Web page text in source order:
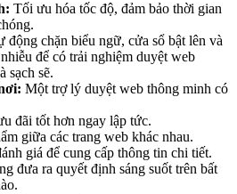
Tối ưu hóa tốc độ, đảm bảo thời gian
động chặn biểu ngữ, cửa sổ bật lên và
để có trải nghiệm duyệt web
sạch sẽ.
Một trợ lý duyệt web thông minh có
đãi tốt hơn ngay lập tức.
giữa các trang web khác nhau.
giá để cung cấp thông tin chi tiết.
đưa ra quyết định sáng suốt trên bất